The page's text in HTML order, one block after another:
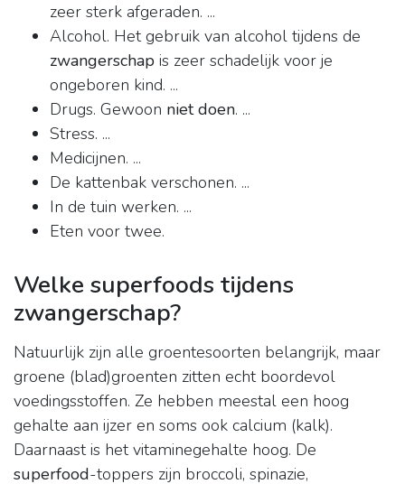
zeer sterk afgeraden. ...
Alcohol. Het gebruik van alcohol tijdens de
zwangerschap is zeer schadelijk voor je
ongeboren kind. ...
Drugs. Gewoon niet doen. ...
Stress. ...
Medicijnen. ...
De kattenbak verschonen. ...
In de tuin werken. ...
Eten voor twee.
Welke superfoods tijdens
zwangerschap?
Natuurlijk zijn alle groentesoorten belangrijk, maar
groene (blad)groenten zitten echt boordevol
voedingsstoffen. Ze hebben meestal een hoog
gehalte aan ijzer en soms ook calcium (kalk).
Daarnaast is het vitaminegehalte hoog. De
superfood-toppers zijn broccoli, spinazie,